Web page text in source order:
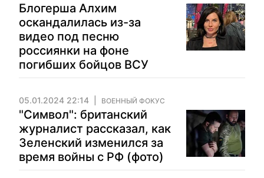
Блогерша Алхим
оскандалилась из-за
видео под песню
россиянки на фоне
погибших бойцов ВСУ
05.01.2024 22:14 ВОЕННЫЙ ФОКУС
"Символ": британский
журналист рассказал, как
Зеленский изменился за
время войны с РФ (фото)